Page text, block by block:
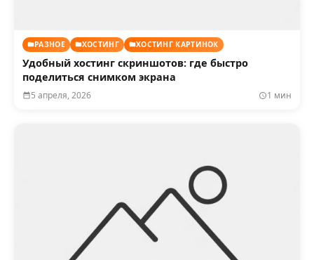
РАЗНОЕ ХОСТИНГ ХОСТИНГ КАРТИНОК
Удобный хостинг скриншотов: где быстро
поделиться снимком экрана
5 апреля, 2026 1 мин